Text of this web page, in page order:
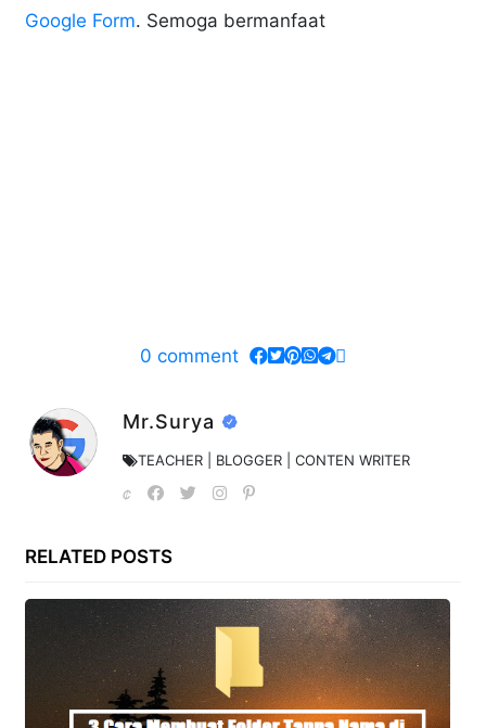
Google Form. Semoga bermanfaat
0 comment
Mr.Surya
TEACHER | BLOGGER | CONTEN WRITER
RELATED POSTS